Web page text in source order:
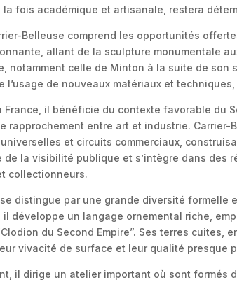
la fois académique et artisanale, restera
Belleuse comprend les opportunités
allant de la sculpture monumentale
notamment celle de Minton à la suite de son
l’usage de nouveaux matériaux et
France, il bénéficie du contexte favorable du
rapprochement entre art et industrie.
et circuits commerciaux,
de la visibilité publique et s’intègre dans
collectionneurs.
distingue par une grande diversité formelle
il développe un langage ornemental riche,
du Second Empire”. Ses terres
vivacité de surface et leur qualité presque
il dirige un atelier important où sont formés